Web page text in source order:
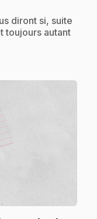
diront si, suite
toujours autant